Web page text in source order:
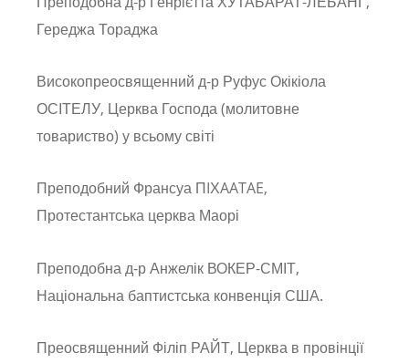
Гереджа Тораджа
Високопреосвященний д-р Руфус Окікіола
ОСІТЕЛУ, Церква Господа (молитовне
товариство) у всьому світі
Преподобний Франсуа ПIХAATAE,
Протестантська церква Маорі
Преподобна д-р Анжелік ВОКЕР-СМІТ,
Національна баптистська конвенція США.
Преосвященний Філіп РАЙТ, Церква в провінції